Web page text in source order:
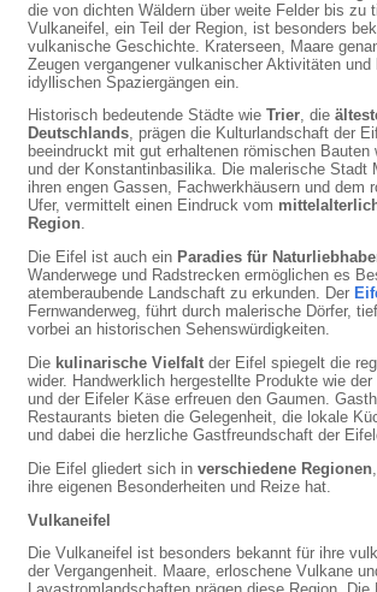
die von dichten Wäldern über weite Felder bis zu
Vulkaneifel, ein Teil der Region, ist besonders
vulkanische Geschichte. Kraterseen, Maare
Zeugen vergangener vulkanischer Aktivitäten und
idyllischen Spaziergängen ein.
Historisch bedeutende Städte wieTrier, die
Deutschlands, prägen die Kulturlandschaft der
beeindruckt mit gut erhaltenen römischen Bauten
und der Konstantinbasilika. Die malerische Stadt
ihren engen Gassen, Fachwerkhäusern und dem
Ufer, vermittelt einen Eindruck vom
Region.
Die Eifel ist auch ein Paradies für
Wanderwege und Radstrecken ermöglichen es
atemberaubende Landschaft zu erkunden. Der
Fernwanderweg, führt durch malerische Dörfer,
vorbei an historischen Sehenswürdigkeiten.
Die kulinarische Vielfalt der Eifel spiegelt die
wider. Handwerklich hergestellte Produkte wie
und der Eifeler Käse erfreuen den Gaumen.
Restaurants bieten die Gelegenheit, die lokale
und dabei die herzliche Gastfreundschaft der
Die Eifel gliedert sich inverschiedene Regionen
ihre eigenen Besonderheiten und Reize hat.
Vulkaneifel
Die Vulkaneifel ist besonders bekannt für ihre
der Vergangenheit. Maare, erloschene Vulkane